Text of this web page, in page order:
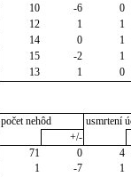
10 -6
0
12 1
1
14 0
1
15 -2
1
13 1 0
počet nehôd
usmrtení
+/-
71 0
4
1 -7
1